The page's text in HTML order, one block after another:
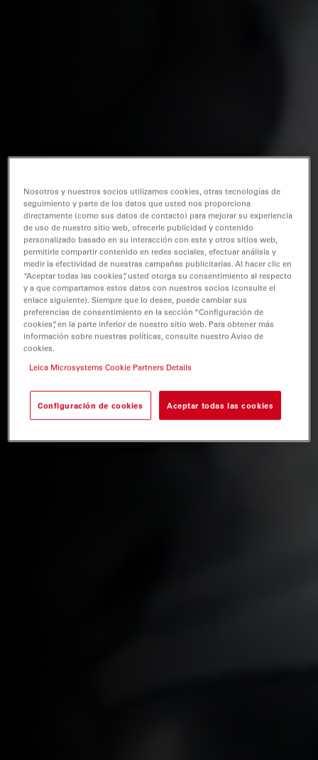
Nosotros y nuestros socios utilizamos cookies, otras tecnologías de
seguimiento y parte de los datos que usted nos proporciona
directamente (como sus datos de contacto) para mejorar su experiencia
de uso de nuestro sitio web, ofrecerle publicidad y contenido
personalizado basado en su interacción con este y otros sitios web,
permitirle compartir contenido en redes sociales, efectuar análisis y
medir la efectividad de nuestras campañas publicitarias. Al hacer clic en
“Aceptar todas las cookies”, usted otorga su consentimiento al respecto
y a que compartamos estos datos con nuestros socios (consulte el
enlace siguiente). Siempre que lo desee, puede cambiar sus
preferencias de consentimiento en la sección “Configuración de
cookies”, en la parte inferior de nuestro sitio web. Para obtener más
información sobre nuestras políticas, consulte nuestro Aviso de
cookies.
Leica Microsystems Cookie Partners Details
Configuración de cookies Aceptar todas las cookies